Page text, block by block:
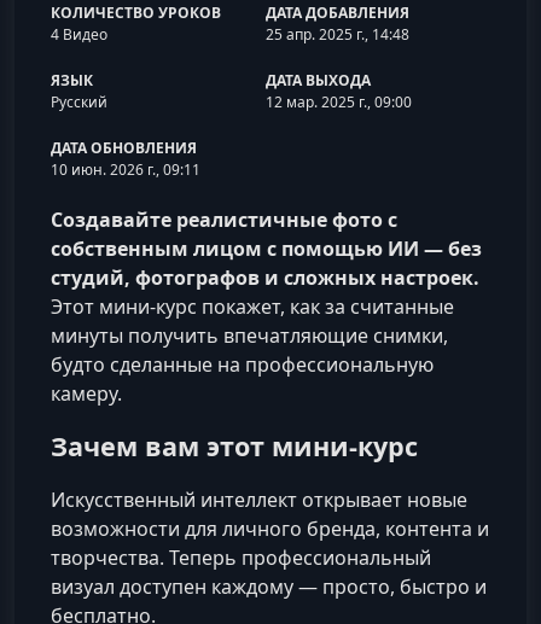
КОЛИЧЕСТВО УРОКОВ
4 Видео
ДАТА ДОБАВЛЕНИЯ
25 апр. 2025 г., 14:48
ЯЗЫК
Русский
ДАТА ВЫХОДА
12 мар. 2025 г., 09:00
ДАТА ОБНОВЛЕНИЯ
10 июн. 2026 г., 09:11
Создавайте реалистичные фото с
собственным лицом с помощью ИИ — без
студий, фотографов и сложных настроек.
Этот мини‑курс покажет, как за считанные
минуты получить впечатляющие снимки,
будто сделанные на профессиональную
камеру.
Зачем вам этот мини‑курс
Искусственный интеллект открывает новые
возможности для личного бренда, контента и
творчества. Теперь профессиональный
визуал доступен каждому — просто, быстро и
бесплатно.